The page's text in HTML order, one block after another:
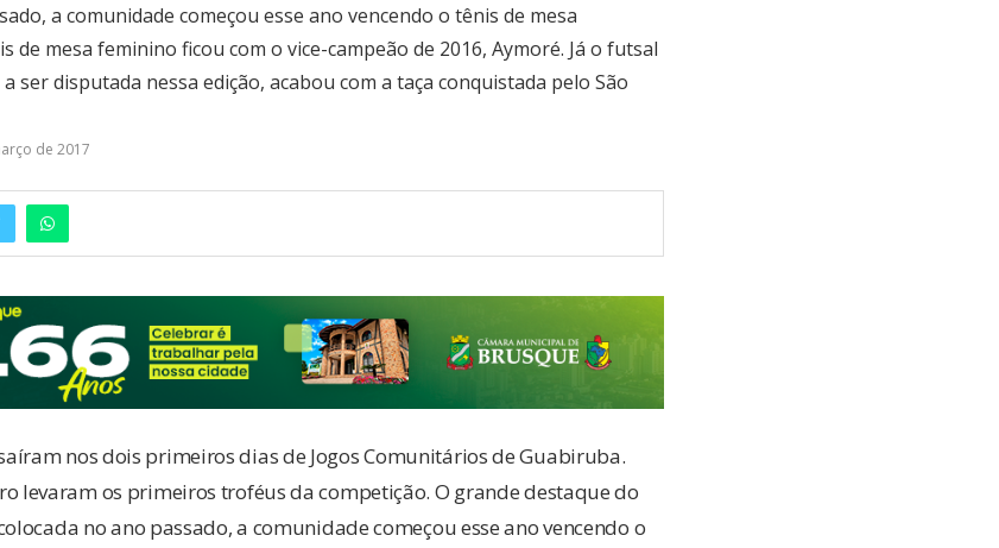
a comunidade começou esse ano vencendo o tênis de mesa
de mesa feminino ficou com o vice-campeão de 2016, Aymoré. Já o futsal
ser disputada nessa edição, acabou com a taça conquistada pelo São
de 2017
nos dois primeiros dias de Jogos Comunitários de Guabiruba.
levaram os primeiros troféus da competição. O grande destaque do
no ano passado, a comunidade começou esse ano vencendo o